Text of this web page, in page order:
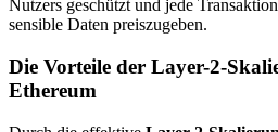
Nutzers geschützt und jede
sensible Daten preiszugeben.
Die Vorteile der Layer-2-
Ethereum